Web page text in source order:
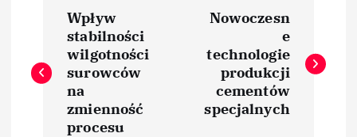
w
Wpływ
stabilności
wilgotności
surowców
na
zmienność
procesu
Nowoczesn
e
technologie
produkcji
cementów
specjalnych